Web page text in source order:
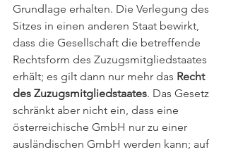
Grundlage erhalten. Die Verlegung des
Sitzes in einen anderen Staat bewirkt,
dass die Gesellschaft die betreffende
Rechtsform des Zuzugsmitgliedstaates
erhält; es gilt dann nur mehr das Recht
des Zuzugsmitgliedstaates. Das Gesetz
schränkt aber nicht ein, dass eine
österreichische GmbH nur zu einer
ausländischen GmbH werden kann; auf